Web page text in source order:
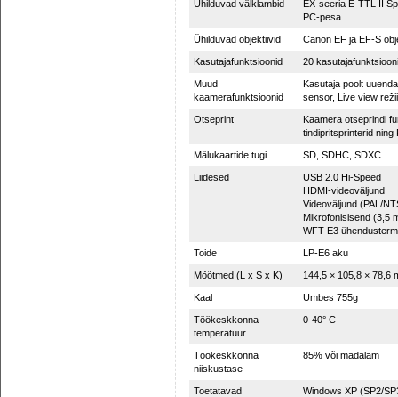
Ühilduvad välklambid
EX-seeria E-TTL II
PC-pesa
Ühilduvad objektiivid Canon EF ja EF-S
Kasutajafunktsioonid 20
Muud
kaamerafunktsioonid
Kasutaja poolt
sensor, Live view
Otseprint
Kaamera otseprindi
tindipritsprinterid ning
Mälukaartide tugi SD, SDHC, SDXC
Liidesed
USB 2.0 Hi-Speed
HDMI-videoväljund
Videoväljund (PAL/
Mikrofonisisend (3,5
WFT-E3
Toide LP-E6 aku
Mõõtmed (L x S x K) 144,5 × 105,8 × 78,6
Kaal Umbes 755g
Töökeskkonna
temperatuur
0-40° C
Töökeskkonna
niiskustase
85% või madalam
Toetatavad
Windows XP (SP2/